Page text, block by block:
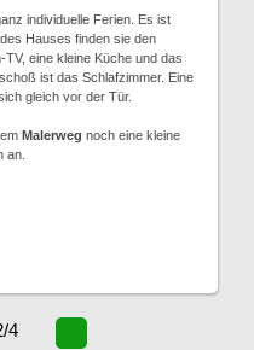
individuelle Ferien. Es ist
Hauses finden sie den
eine kleine Küche und das
ist das Schlafzimmer. Eine
gleich vor der Tür.
Malerweg noch eine kleine
an.
4